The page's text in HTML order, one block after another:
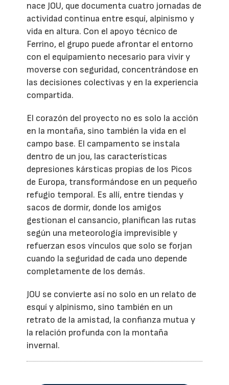
nace JOU, que documenta cuatro jornadas de
actividad continua entre esquí, alpinismo y
vida en altura. Con el apoyo técnico de
Ferrino, el grupo puede afrontar el entorno
con el equipamiento necesario para vivir y
moverse con seguridad, concentrándose en
las decisiones colectivas y en la experiencia
compartida.
El corazón del proyecto no es solo la acción
en la montaña, sino también la vida en el
campo base. El campamento se instala
dentro de un jou, las características
depresiones kársticas propias de los Picos
de Europa, transformándose en un pequeño
refugio temporal. Es allí, entre tiendas y
sacos de dormir, donde los amigos
gestionan el cansancio, planifican las rutas
según una meteorología imprevisible y
refuerzan esos vínculos que solo se forjan
cuando la seguridad de cada uno depende
completamente de los demás.
JOU se convierte así no solo en un relato de
esquí y alpinismo, sino también en un
retrato de la amistad, la confianza mutua y
la relación profunda con la montaña
invernal.